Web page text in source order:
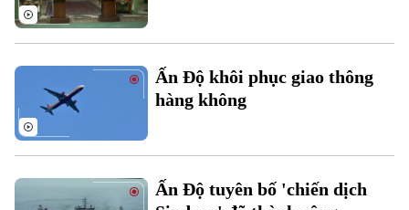
Xu hướng
Ấn Độ khôi phục giao thông
hàng không
Ấn Độ tuyên bố 'chiến dịch